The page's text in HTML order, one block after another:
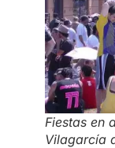
Fiestas en
Vilagarcía